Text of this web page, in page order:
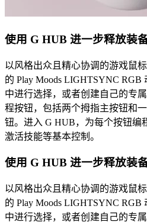
使用 G HUB 进一步释放装
以风格出众且精心协调的游戏鼠
的 Play Moods LIGHTSYNC
中进行选择，或者创建自己的专
程按钮，包括两个拇指主按钮和
钮。进入 G HUB，为每个按钮编
激活技能等基本控制。
使用 G HUB 进一步释放装
以风格出众且精心协调的游戏鼠
的 Play Moods LIGHTSYNC
中进行选择，或者创建自己的专